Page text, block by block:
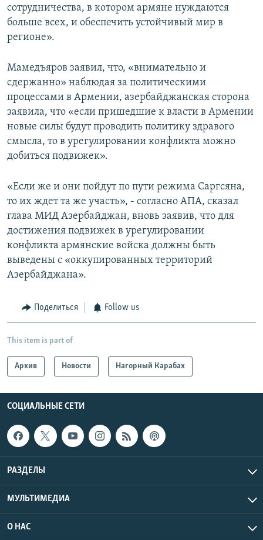
сотрудничества, в котором армяне нуждаются
больше всех, и обеспечить устойчивый мир в
регионе».
Мамедъяров заявил, что, «внимательно и
сдержанно» наблюдая за политическими
процессами в Армении, азербайджанская сторона
заявила, что «если пришедшие к власти в Армении
новые силы будут проводить политику здравого
смысла, то в урегулировании конфликта можно
добиться подвижек».
«Если же и они пойдут по пути режима Саргсяна,
то их ждет та же участь», - согласно АПА, сказал
глава МИД Азербайджан, вновь заявив, что для
достижения подвижек в урегулировании
конфликта армянские войска должны быть
выведены с «оккупированных территорий
Азербайджана».
Поделиться Follow us
This item is part of
Архив Новости Нагорный Карабах
СОЦИАЛЬНЫЕ СЕТИ
РАЗДЕЛЫ
МУЛЬТИМЕДИА
О НАС